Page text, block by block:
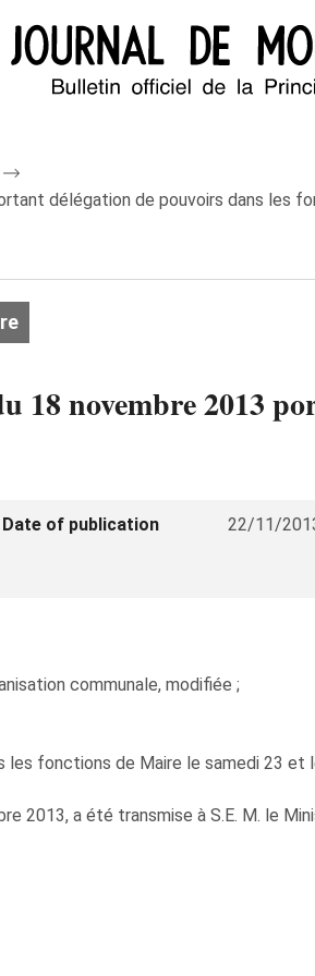
délégation de pouvoirs dans les
18 novembre 2013
Date of publication 22/11/
communale, modifiée ;
les fonctions de Maire le samedi 23 et
2013, a été transmise à S.E. M. le